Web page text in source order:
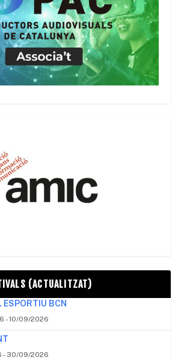
(ACTUALITZAT)
ESPORTIU BCN
- 10/09/2026
- 30/09/2026